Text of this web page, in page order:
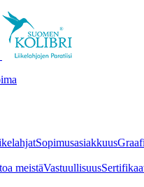
Sopimusasiakkuus
meistäVastuullisuus